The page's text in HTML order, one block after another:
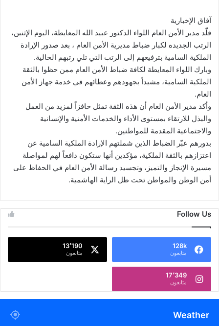
آفاق الإخبارية
قلّد مدير الأمن العام اللواء الدكتور عبيد الله المعايطة، اليوم الإثنين،
الرتب الجديده لكبار ضباط مديرية الأمن العام ، بعد صدور الإرادة
الملكية السامية بترفيعهم إلى الرتب التي تلي رتبهم الحالية.
وبارك اللواء المعايطة لكافة ضباط الأمن العام ممن حظوا بالثقة
الملكية السامية، مشيداً بجهودهم وعطائهم في خدمة جهاز الأمن
العام.
وأكد مدير الأمن العام أن هذه الثقة تمثل حافزاً لمزيد من العمل
والبذل للارتقاء بمستوى الأداء والخدمات الأمنية والإنسانية
والاجتماعية المقدمة للمواطنين.
بدورهم عبّر الضباط الذين شملتهم الإرادة الملكية السامية عن
اعتزازهم بالثقة الملكية، مؤكدين أنها ستكون دافعاً لهم لمواصلة
مسيرة الإنجاز والتميز، وتجسيد رسالة الأمن العام في الحفاظ على
أمن الوطن والمواطن تحت ظل الراية الهاشمية.
Follow Us
128k
متابعون
13٬190
متابعون
17٬349
متابعون
Weather